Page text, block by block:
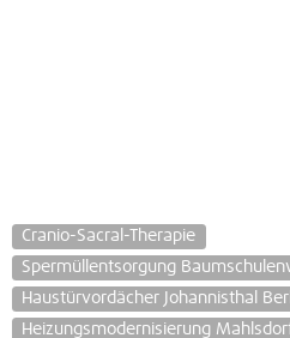
Cranio-Sacral-Therapie
Spermüllentsorgung
Haustürvordächer Johannisthal
Heizungsmodernisierung